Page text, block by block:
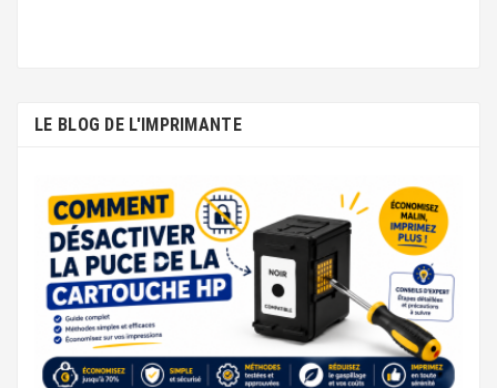
LE BLOG DE L'IMPRIMANTE